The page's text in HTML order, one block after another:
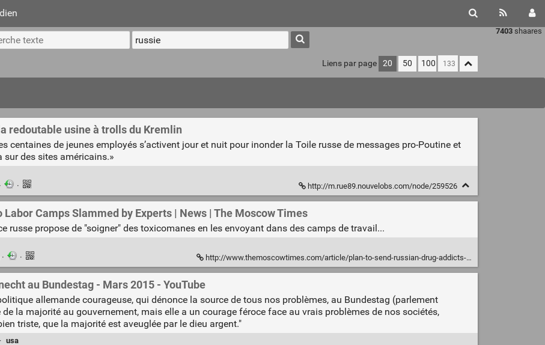
7403 shaares
Liens par page 20 50 100
redoutable usine à trolls du Kremlin
centaines de jeunes employés s’activent jour et nuit pour inonder la Toile russe de messages pro-Poutine et
des sites américains.»
· · http://m.rue89.nouvelobs.com/node/259526
Camps Slammed by Experts | News | The Moscow Times
russe propose de "soigner" des toxicomanes en les envoyant dans des camps de travail...
· · http://www.themoscowtimes.com/article/plan-to-send-russian-drug-addicts-to-labor-camps-slammed-by-experts/519191.html
au Bundestag - Mars 2015 - YouTube
allemande courageuse, qui dénonce la source de tous nos problèmes, au Bundestag (parlement
la majorité au gouvernement, mais elle a un courage féroce face au vrais problèmes de nos sociétés,
triste, que la majorité est aveuglée par le dieu argent."
· usa